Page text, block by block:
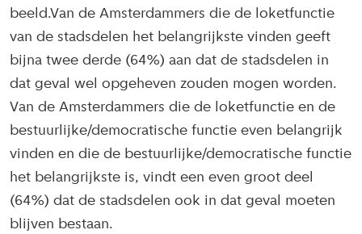
beeld.Van de Amsterdammers die de loketfunctie
van de stadsdelen het belangrijkste vinden geeft
bijna twee derde (64%) aan dat de stadsdelen in
dat geval wel opgeheven zouden mogen worden.
Van de Amsterdammers die de loketfunctie en de
bestuurlijke/democratische functie even belangrijk
vinden en die de bestuurlijke/democratische functie
het belangrijkste is, vindt een even groot deel
(64%) dat de stadsdelen ook in dat geval moeten
blijven bestaan.